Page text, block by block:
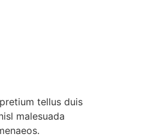
tellus duis
malesuada